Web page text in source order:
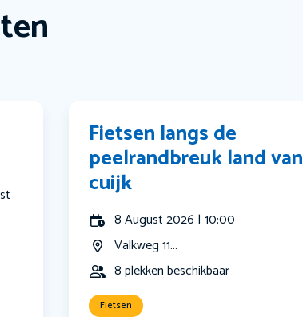
Fietsen langs de
peelrandbreuk land van
cuijk
8 August 2026 | 10:00
Valkweg 11...
8 plekken beschikbaar
Fietsen